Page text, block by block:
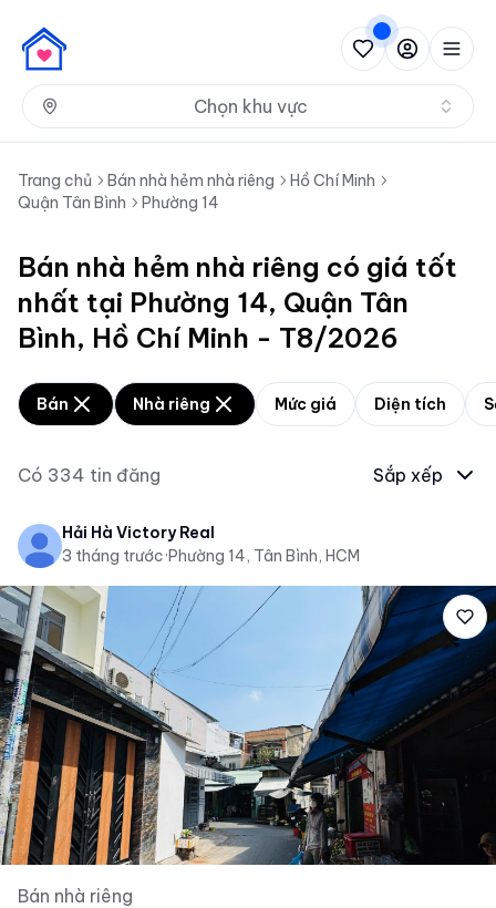
Chọn khu vực
Trang chủ Bán nhà hẻm nhà riêng
Hồ Chí Minh
Quận Tân Bình
Phường 14
Bán nhà hẻm nhà riêng có giá tốt
nhất tại Phường 14, Quận Tân
Bình, Hồ Chí Minh - T8/2026
Bán Nhà riêng Mức giá Diện tích
Có 334 tin đăng Sắp xếp
Hải Hà Victory Real
3 tháng trước·Phường 14, Tân Bình, HCM
Bán nhà riêng